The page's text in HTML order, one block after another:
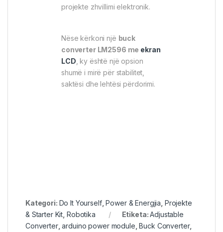
projekte zhvillimi elektronik.
Nëse kërkoni një buck
converter LM2596 me ekran
LCD , ky është një opsion
shumë i mirë për stabilitet,
saktësi dhe lehtësi përdorimi.
Kategori: Do It Yourself,Power & Energjia Projekte
& Starter Kit Robotika Etiketa:Adjustable
Converter,arduino power module ,Buck Converter,